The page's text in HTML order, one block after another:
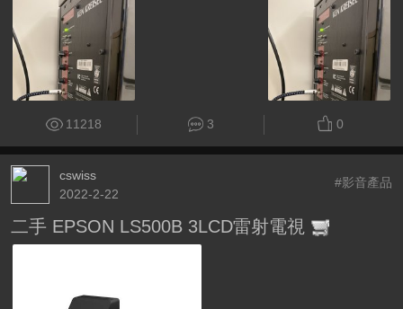
11218 3 0
cswiss
2022-2-22
#影音產品
二手 EPSON LS500B 3LCD雷射電視